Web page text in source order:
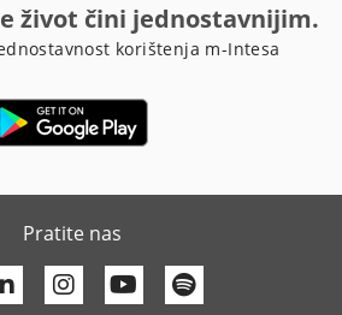
život čini jednostavnijim.
korištenja m-Intesa
Pratite nas
Linkedin Youtube